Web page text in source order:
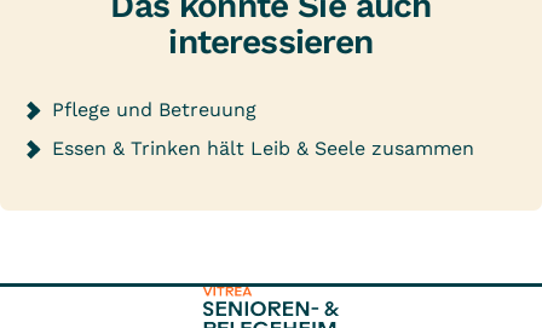
interessieren
Pflege und Betreuung
Essen & Trinken hält Leib & Seele zusammen